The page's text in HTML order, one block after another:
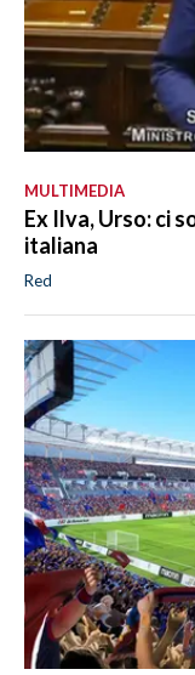
MULTIMEDIA
Ex Ilva, Urso: ci
italiana
Red